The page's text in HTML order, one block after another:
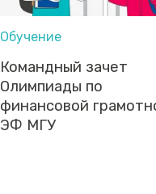
Обучение
Командный зачет
Олимпиады по
финансовой
ЭФ МГУ